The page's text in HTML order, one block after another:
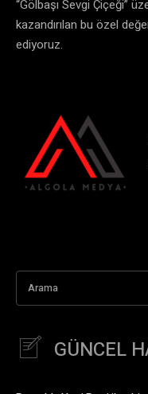
“Gölbaşı Sevgi Çiçeği”
kazandırılan bu özel
ediyoruz.
Arama
GÜNCEL